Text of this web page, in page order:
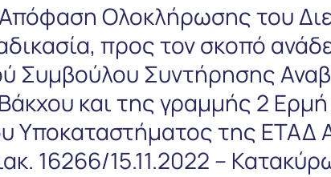
Ολοκλήρωσης του
προς τον σκοπό
Συμβούλου Συντήρησης
και της γραμμής 2
Υποκαταστήματος της ΕΤΑΔ
16266/15.11.2022 –